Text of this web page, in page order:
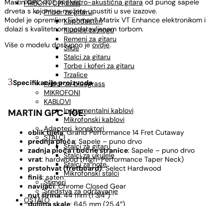
PRIBOR I OPREMA
Pribor za gitaru
Kapodasteri
Klupice za nogu
Remeni za gitaru
Slide
Stalci za gitaru
Torbe i koferi za gitaru
Trzalice
Pribor za bluegrass
MIKROFONI
KABLOVI
Instrumentalni kablovi
Mikrofonski kablovi
Adapteri, konektori
STALCI
Stalci za gitaru
Stalci za ukulele
Stalci za note
Mikrofonski stalci
Štimeri
Sredstva za održavanje
OSTALO
Martin GPC-10E jeelektro-akustična gitara od punog sapele
drveta s kojom se možete upustiti u sve izazove.
Model je opremljen Fishman® Matrix VT Enhance elektronikom i
dolazi s kvalitetnom podstavljenom torbom.
Više o modelu dostupno jeovdje.
Specifikacije proizvoda
MARTIN GPC-10E:
oblik tijela: Grand Performance 14 Fret Cutaway
prednja ploča: Sapele – puno drvo
zadnja ploča i bočne stranice: Sapele – puno drvo
vrat: hardwood (High-Performance Taper Neck)
prstohvat (fretboard): Select Hardwood
finiš: saten
navijači: Chrome Closed Gear
nut širina: 44 mm (1 3/4”)
duljina skale: 645 mm (25.4″)